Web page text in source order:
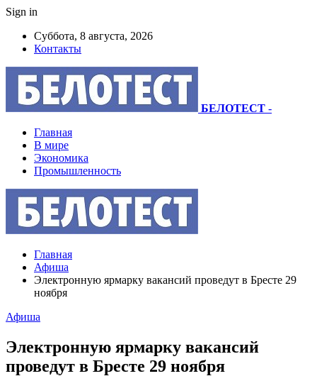
Sign in
Суббота, 8 августа, 2026
Контакты
БЕЛОТЕСТ -
Главная
В мире
Экономика
Промышленность
Главная
Афиша
Электронную ярмарку вакансий проведут в Бресте 29
ноября
Афиша
Электронную ярмарку вакансий
проведут в Бресте 29 ноября